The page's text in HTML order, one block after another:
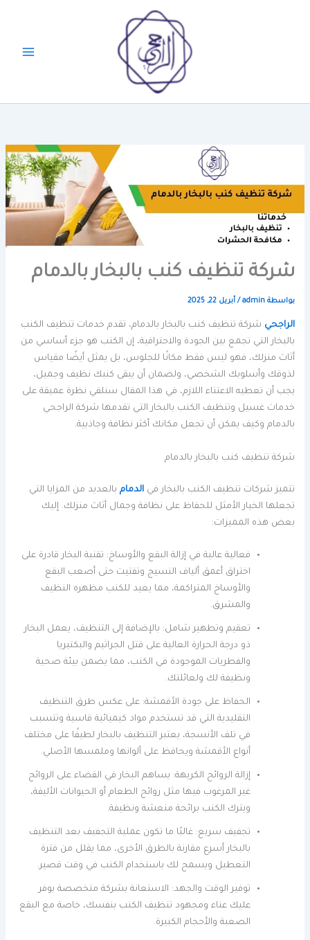
شركة تنظيف كنب بالبخار بالدمام
بواسطة admin
/أبريل 22, 2025
الراجحي شركة تنظيف كنب بالبخار بالدمام، تقدم خدمات تنظيف الكنب
بالبخار التي تجمع بين الجودة والاحترافية، إن الكنب هو جزء أساسي من
أثاث منزلك، فهو ليس فقط مكانًا للجلوس، بل يمثل أيضًا مقياس
لذوقك وأسلوبك الشخصي، ولضمان أن يبقى كنبك نظيف وجميل،
يجب أن تعطيه الاعتناء اللازم، في هذا المقال سنلقي نظرة عميقة على
خدمات غسيل وتنظيف الكنب بالبخار التي تقدمها شركة الراجحي
بالدمام وكيف يمكن أن تجعل مكانك أكثر نظافة وجاذبية.
شركة تنظيف كنب بالبخار بالدمام
تتميز شركات تنظيف الكنب بالبخار فيالدمام بالعديد من المزايا التي
تجعلها الخيار الأمثل للحفاظ على نظافة وجمال أثاث منزلك. إليك
بعض هذه المميزات:
فعالية عالية في إزالة البقع والأوساخ: تقنية البخار قادرة على
اختراق أعمق ألياف النسيج وتفتيت حتى أصعب البقع
والأوساخ المتراكمة، مما يعيد للكنب مظهره النظيف
والمشرق.
تعقيم وتطهير شامل: بالإضافة إلى التنظيف، يعمل البخار
ذو درجة الحرارة العالية على قتل الجراثيم والبكتيريا
والفطريات الموجودة في الكنب، مما يضمن بيئة صحية
ونظيفة لك ولعائلتك.
الحفاظ على جودة الأقمشة: على عكس طرق التنظيف
التقليدية التي قد تستخدم مواد كيميائية قاسية وتتسبب
في تلف الأنسجة، يعتبر التنظيف بالبخار لطيفًا على مختلف
أنواع الأقمشة ويحافظ على ألوانها وملمسها الأصلي.
إزالة الروائح الكريهة: يساهم البخار في القضاء على الروائح
غير المرغوب فيها مثل روائح الطعام أو الحيوانات الأليفة،
ويترك الكنب برائحة منعشة ونظيفة.
تجفيف سريع: غالبًا ما تكون عملية التجفيف بعد التنظيف
بالبخار أسرع مقارنة بالطرق الأخرى، مما يقلل من فترة
التعطيل ويسمح لك باستخدام الكنب في وقت قصير.
توفير الوقت والجهد: الاستعانة بشركة متخصصة يوفر
عليك عناء ومجهود تنظيف الكنب بنفسك، خاصة مع البقع
الصعبة والأحجام الكبيرة.